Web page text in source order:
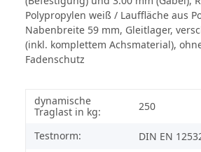
Polypropylen weiß / Lauffläche aus
Nabenbreite 59 mm, Gleitlager,
(inkl. komplettem Achsmaterial),
Fadenschutz
dynamische
Traglast in kg:
250
Testnorm:
DIN EN